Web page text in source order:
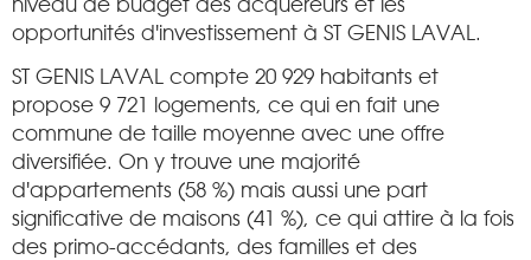
opportunités d'investissement à ST GENIS LAVAL.
ST GENIS LAVAL compte 20 929 habitants et
propose 9 721 logements, ce qui en fait une
commune de taille moyenne avec une offre
diversifiée. On y trouve une majorité
d'appartements (58 %) mais aussi une part
significative de maisons (41 %), ce qui attire à la fois
des primo-accédants, des familles et des